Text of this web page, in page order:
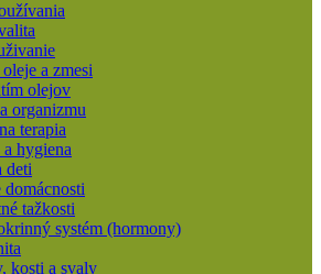
a zmesi
olejov
organizmu
terapia
hygiena
deti
domácnosti
tažkosti
systém (hormony)
kosti a svaly